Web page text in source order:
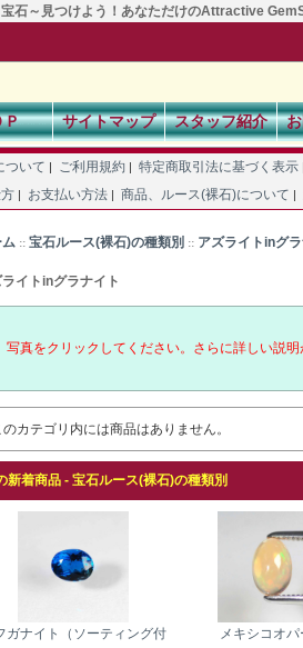
石～見つけよう！あなただけのAttractive
Ｐ サイトマップ スタッフ紹介
ついて | ご利用規約 | 特定商取引法に基づく表示
| お支払い方法 | 商品、ルース(裸石)について |
:: 宝石ルース(裸石)の種類別 :: アズライトinグ
ライトinグラナイト
写真をクリックしてください。さらに詳しい説明
のカテゴリ内には商品はありません。
新着商品 - 宝石ルース(裸石)の種類別
ガナイト（ソーティング付
メキシコオパ